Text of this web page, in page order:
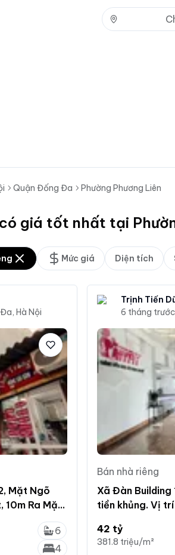
Quận Đống Đa Phường Phương Liên
giá tốt nhất tại
Mức giá Diện tích
Hà Nội
Mặt Ngõ
10m Ra Mặt
6
4
Trịnh Tiến
6 tháng trước
Bán nhà riêng
Xã Đàn
tiền khủng. Vị
42 tỷ
381.8 triệu/m²